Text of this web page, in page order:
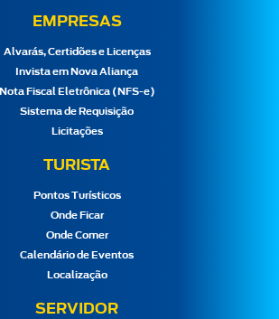
EMPRESAS
Alvarás, Certidões e Licenças
Invista em Nova Aliança
Nota Fiscal Eletrônica (NFS-e)
Sistema de Requisição
Licitações
TURISTA
Pontos Turísticos
Onde Ficar
Onde Comer
Calendário de Eventos
Localização
SERVIDOR